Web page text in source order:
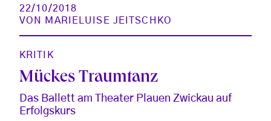
22/10/2018
VON MARIELUISE JEITSCHKO
KRITIK
Mückes Traumtanz
Das Ballett am Theater Plauen Zwickau auf
Erfolgskurs